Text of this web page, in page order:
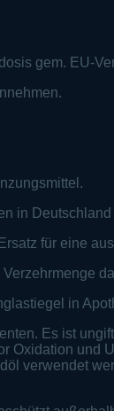
gem. EU-
in
für eine
in
Es ist
Oxidation und
verwendet